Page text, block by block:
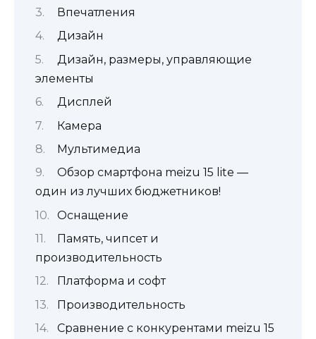
Впечатления
Дизайн
Дизайн, размеры, управляющие
элементы
Дисплей
Камера
Мультимедиа
Обзор смартфона meizu 15 lite —
один из лучших бюджетников!
Оснащение
Память, чипсет и
производительность
Платформа и софт
Производительность
Сравнение с конкурентами meizu 15